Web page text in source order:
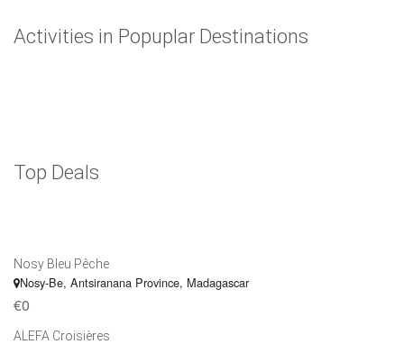
Activities in Popuplar Destinations
Top Deals
Nosy Bleu Pêche
Nosy-Be, Antsiranana Province, Madagascar
€0
ALEFA Croisières